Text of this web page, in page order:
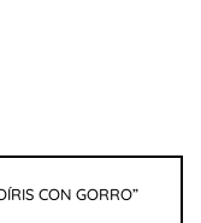
CON GORRO”